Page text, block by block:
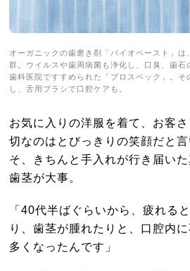
オーガニックの歯磨き剤「バイオペースト」は
群。ウイルスや歯周病菌も浄化し、口臭、歯石
歯科医院ですすめられた「プロスペック」。そ
し、舌用ブラシで口腔ケアも。
お気に入りの洋服を着て、お客
切なのはとびっきりの笑顔だと
そ、きちんと手入れが行き届い
歯茎が大事。
「40代半ばぐらいから、疲れる
り、歯茎が腫れたりと、口腔内
多くなったんです」